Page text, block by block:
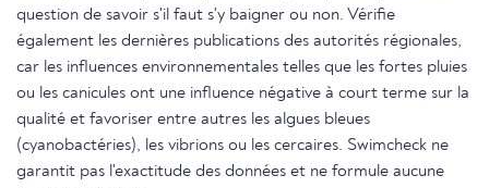
question de savoir s'il faut s'y baigner ou non. Vérifie
également les dernières publications des autorités régionales,
car les influences environnementales telles que les fortes pluies
ou les canicules ont une influence négative à court terme sur la
qualité et favoriser entre autres les algues bleues
(cyanobactéries), les vibrions ou les cercaires. Swimcheck ne
garantit pas l'exactitude des données et ne formule aucune